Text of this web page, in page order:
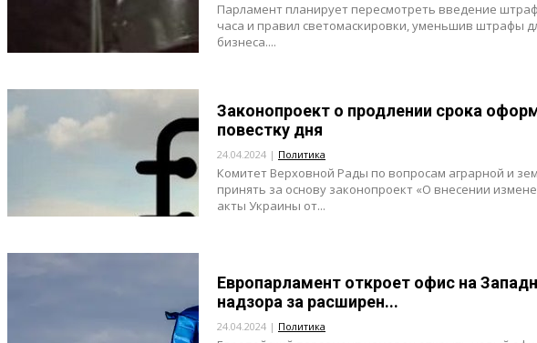
Парламент планирует пересмотреть введение
часа и правил светомаскировки, уменьшив штрафы
бизнеса....
Законопроект о продлении срока
повестку дня
24.04.2024 | Политика
Комитет Верховной Рады по вопросам аграрной и
принять за основу законопроект «О внесении
акты Украины от...
Европарламент откроет офис на
надзора за расширен...
24.04.2024 | Политика